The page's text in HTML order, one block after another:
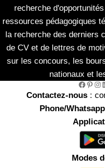
recherche
ressources pédagogiques
la recherche des derniers
de CV et de lettres de
sur les concours, les
nationaux et
Facebook Pinterest InstagramLinkedIn
Contactez-nous :
Phone/Whatsapp
Modes